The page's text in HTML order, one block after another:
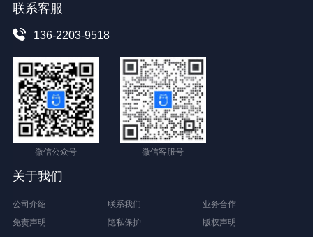
联系客服
136-2203-9518
微信公众号 微信客服号
关于我们
公司介绍 联系我们
业务合作
免责声明
隐私保护 版权声明